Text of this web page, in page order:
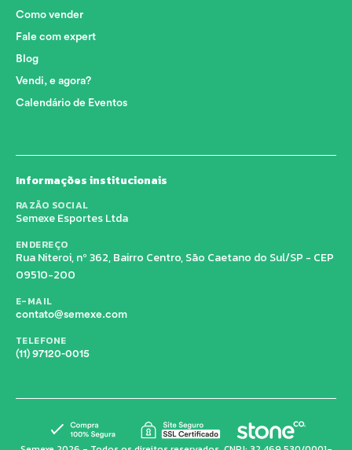
Como vender
Fale com expert
Blog
Vendi, e agora?
Calendário de Eventos
Informações institucionais
RAZÃO SOCIAL
Semexe Esportes Ltda
ENDEREÇO
Rua Niteroi, nº 362, Bairro Centro, São Caetano do Sul/SP - CEP
09510-200
E-MAIL
contato@semexe.com
TELEFONE
(11) 97120-0015